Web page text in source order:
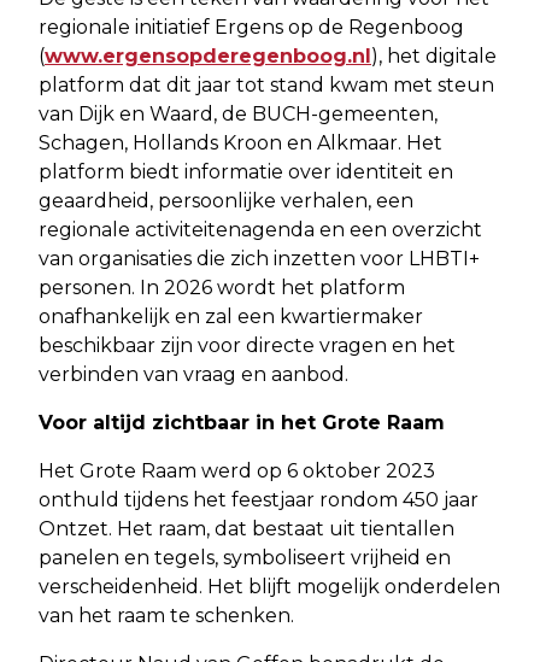
regionale initiatief Ergens op de Regenboog
(www.ergensopderegenboog.nl), het digitale
platform dat dit jaar tot stand kwam met steun
van Dijk en Waard, de BUCH-gemeenten,
Schagen, Hollands Kroon en Alkmaar. Het
platform biedt informatie over identiteit en
geaardheid, persoonlijke verhalen, een
regionale activiteitenagenda en een overzicht
van organisaties die zich inzetten voor LHBTI+
personen. In 2026 wordt het platform
onafhankelijk en zal een kwartiermaker
beschikbaar zijn voor directe vragen en het
verbinden van vraag en aanbod.
Voor altijd zichtbaar in het Grote Raam
Het Grote Raam werd op 6 oktober 2023
onthuld tijdens het feestjaar rondom 450 jaar
Ontzet. Het raam, dat bestaat uit tientallen
panelen en tegels, symboliseert vrijheid en
verscheidenheid. Het blijft mogelijk onderdelen
van het raam te schenken.